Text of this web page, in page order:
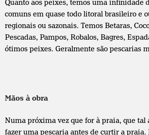
Quanto aos peixes, temos uma infinidade
comuns em quase todo litoral brasileiro e
regionais ou sazonais. Temos Betaras,
Pescadas, Pampos, Robalos, Bagres,
ótimos peixes. Geralmente são pescarias
Mãos à obra
Numa próxima vez que for à praia, que tal
fazer uma pescaria antes de curtir a praia.